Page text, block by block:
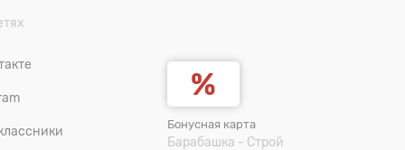
Бонусная карта
Барабашка - Строй